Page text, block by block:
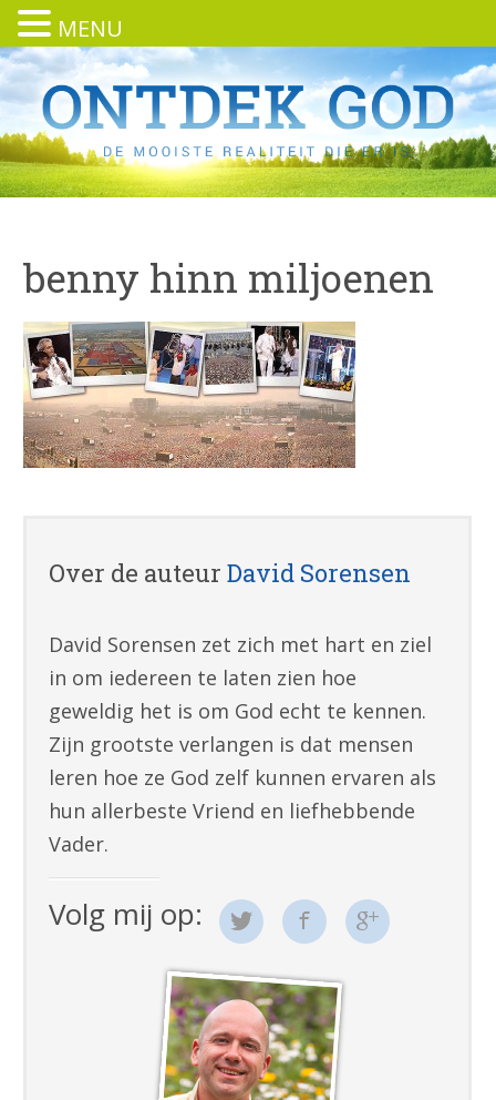
benny hinn miljoenen
Over de auteurDavid Sorensen
David Sorensen zet zich met hart en ziel
in om iedereen te laten zien hoe
geweldig het is om God echt te kennen.
Zijn grootste verlangen is dat mensen
leren hoe ze God zelf kunnen ervaren als
hun allerbeste Vriend en liefhebbende
Vader.
Volg mij op:
MENU